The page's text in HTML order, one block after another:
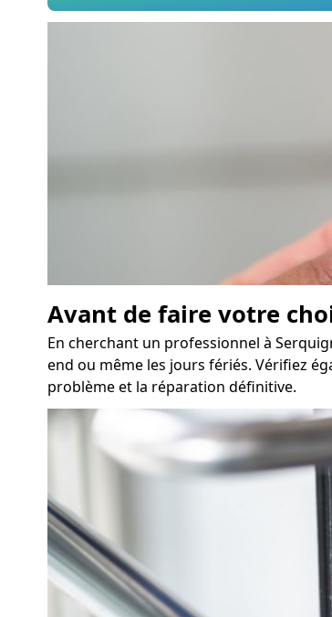
Avant de faire votre
En cherchant un professionnel à
end ou même les jours fériés. Vérifiez
problème et la réparation définitive.